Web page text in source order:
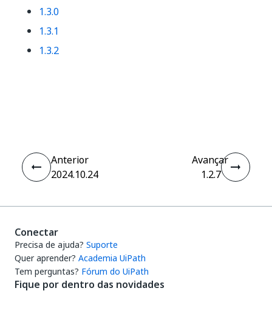
1.3.0
1.3.1
1.3.2
Anterior
2024.10.24
Avançar
1.2.7
Conectar
Precisa de ajuda? Suporte
Quer aprender? Academia UiPath
Tem perguntas? Fórum do UiPath
Fique por dentro das novidades